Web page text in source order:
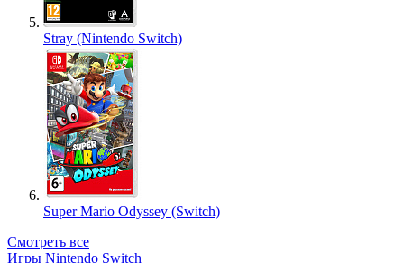
Stray (Nintendo Switch)
Super Mario Odyssey (Switch)
Смотреть все
Игры Nintendo Switch